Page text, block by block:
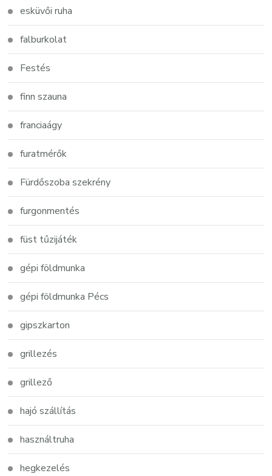
esküvői ruha
falburkolat
Festés
finn szauna
franciaágy
furatmérők
Fürdőszoba szekrény
furgonmentés
füst tűzijáték
gépi földmunka
gépi földmunka Pécs
gipszkarton
grillezés
grillező
hajó szállítás
használtruha
hegkezelés